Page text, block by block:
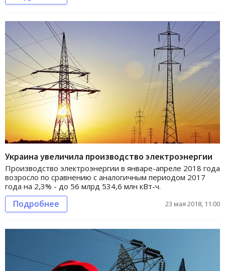
Украина увеличила производство электроэнергии
Производство электроэнергии в январе-апреле 2018 года
возросло по сравнению с аналогичным периодом 2017
года на 2,3% - до 56 млрд 534,6 млн кВт-ч.
Подробнее 23 мая 2018, 11:00